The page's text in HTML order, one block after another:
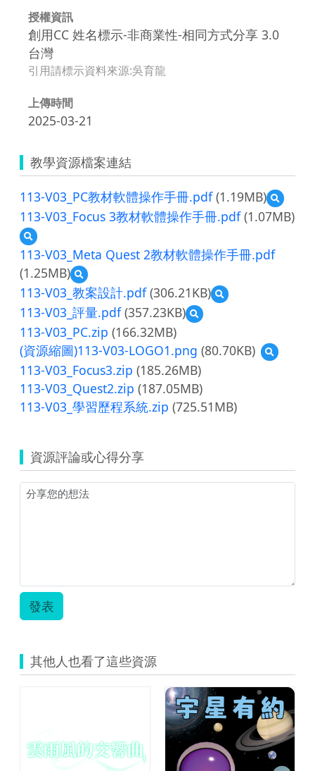
授權資訊
創用CC 姓名標示-非商業性-相同方式分享 3.0
台灣
引用請標示資料來源:吳育龍
上傳時間
2025-03-21
教學資源檔案連結
113-V03_PC教材軟體操作手冊.pdf(1.19MB)
預
覽
113-
113-V03_Focus 3教材軟體操作手冊.pdf(1.07MB)
預
覽
113-
V03_Focus
3
材
軟
體
操
作
手
冊.pdf
113-V03_Meta Quest 2教材軟體操作手冊.pdf
(1.25MB)
預
覽
113-
V03_Meta
Quest
2
教
材
體
操
113-V03_教案設計.pdf(306.21KB)
預
覽
教
113-V03_評量.pdf(357.23KB)
預
覽
V03_
評
量.pdf
113-V03_PC.zip (166.32MB)
(資源縮圖)113-V03-LOGO1.png (80.70KB)
預
覽
113-V03_Focus3.zip (185.26MB)
113-V03_Quest2.zip (187.05MB)
113-V03_學習歷程系統.zip (725.51MB)
資源評論或心得分享
發表
其他人也看了這些資源